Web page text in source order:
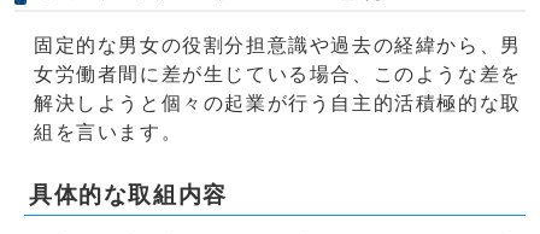
固定的な男女の役割分担意識や過去の経緯から、男
女労働者間に差が生じている場合、このような差を
解決しようと個々の起業が行う自主的活積極的な取
組を言います。
具体的な取組内容